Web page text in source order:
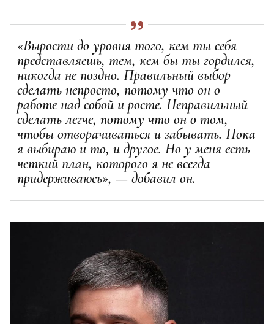
«Вырости до уровня того, кем ты себя
представляешь, тем, кем бы ты гордился,
никогда не поздно. Правильный выбор
сделать непросто, потому что он о
работе над собой и росте. Неправильный
сделать легче, потому что он о том,
чтобы отворачиваться и забывать. Пока
я выбираю и то, и другое. Но у меня есть
четкий план, которого я не всегда
придерживаюсь», — добавил он.